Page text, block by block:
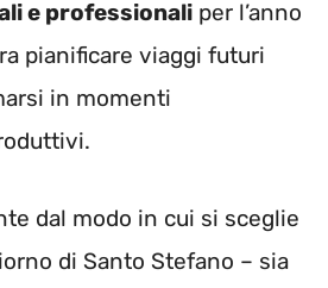
e professionali per l’anno
pianificare viaggi futuri
in momenti
dal modo in cui si sceglie
di Santo Stefano – sia